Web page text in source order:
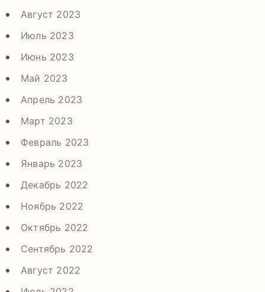
Август 2023
Июль 2023
Июнь 2023
Май 2023
Апрель 2023
Март 2023
Февраль 2023
Январь 2023
Декабрь 2022
Ноябрь 2022
Октябрь 2022
Сентябрь 2022
Август 2022